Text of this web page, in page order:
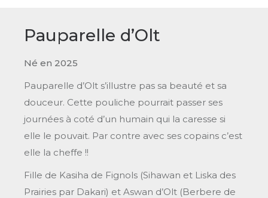
Pauparelle d’Olt
Né en 2025
Pauparelle d’Olt s’illustre pas sa beauté et sa
douceur. Cette pouliche pourrait passer ses
journées à coté d’un humain qui la caresse si
elle le pouvait. Par contre avec ses copains c’est
elle la cheffe !!
Fille de Kasiha de Fignols (Sihawan et Liska des
Prairies par Dakari) et Aswan d’Olt (Berbere de